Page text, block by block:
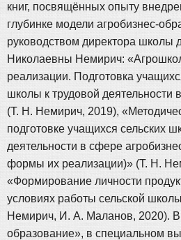
книг, посвящённых опыту
глубинке модели агробизнес-
руководством директора школы
Николаевны Немирич:
реализации. Подготовка
школы к трудовой деятельности
(Т. Н. Немирич, 2019),
подготовке учащихся сельских
деятельности в сфере
формы их реализации)» (Т. Н.
«Формирование личности
условиях работы сельской
Немирич, И. А. Маланов, 2020).
образование», в специальном